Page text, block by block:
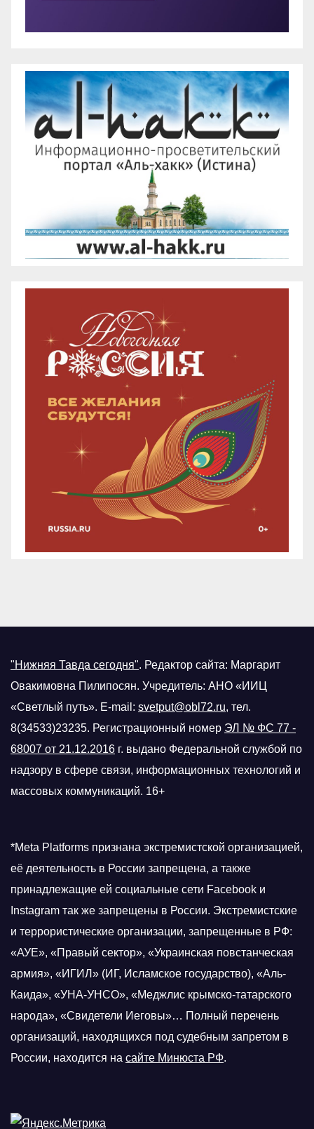
"Нижняя Тавда сегодня". Редактор сайта: Маргарит
Овакимовна Пилипосян. Учредитель: АНО «ИИЦ
«Светлый путь». E-mail: svetput@obl72.ru, тел.
8(34533)23235. Регистрационный номер ЭЛ № ФС 77 -
68007 от 21.12.2016 г. выдано Федеральной службой по
надзору в сфере связи, информационных технологий и
массовых коммуникаций. 16+
*Meta Platforms признана экстремистской организацией,
её деятельность в России запрещена, а также
принадлежащие ей социальные сети Facebook и
Instagram так же запрещены в России. Экстремистские
и террористические организации, запрещенные в РФ:
«АУЕ», «Правый сектор», «Украинская повстанческая
армия», «ИГИЛ» (ИГ, Исламское государство), «Аль-
Каида», «УНА-УНСО», «Меджлис крымско-татарского
народа», «Свидетели Иеговы»… Полный перечень
организаций, находящихся под судебным запретом в
России, находится на сайте Минюста РФ.